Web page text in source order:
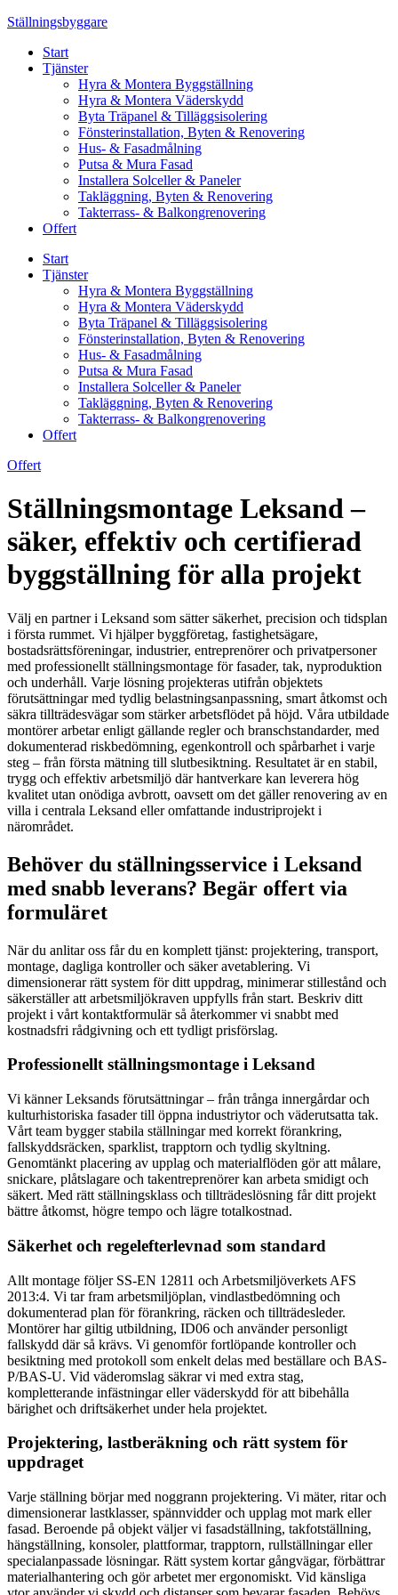
Skip
content
Ställningsbyggare
Start
Tjänster
Hyra & Montera Byggställning
Hyra & Montera Väderskydd
Byta Träpanel & Tilläggsisolering
Fönsterinstallation, Byten & Renovering
Hus- & Fasadmålning
Putsa & Mura Fasad
Installera Solceller & Paneler
Takläggning, Byten & Renovering
Takterrass- & Balkongrenovering
Offert
Start
Tjänster
Hyra & Montera Byggställning
Hyra & Montera Väderskydd
Byta Träpanel & Tilläggsisolering
Fönsterinstallation, Byten & Renovering
Hus- & Fasadmålning
Putsa & Mura Fasad
Installera Solceller & Paneler
Takläggning, Byten & Renovering
Takterrass- & Balkongrenovering
Offert
Offert
Ställningsmontage Leksand –
säker, effektiv och certifierad
byggställning för alla projekt
Välj en partner i Leksand som sätter säkerhet, precision och tidsplan
i första rummet. Vi hjälper byggföretag, fastighetsägare,
bostadsrättsföreningar, industrier, entreprenörer och privatpersoner
med professionellt ställningsmontage för fasader, tak, nyproduktion
och underhåll. Varje lösning projekteras utifrån objektets
förutsättningar med tydlig belastningsanpassning, smart åtkomst och
säkra tillträdesvägar som stärker arbetsflödet på höjd. Våra utbildade
montörer arbetar enligt gällande regler och branschstandarder, med
dokumenterad riskbedömning, egenkontroll och spårbarhet i varje
steg – från första mätning till slutbesiktning. Resultatet är en stabil,
trygg och effektiv arbetsmiljö där hantverkare kan leverera hög
kvalitet utan onödiga avbrott, oavsett om det gäller renovering av en
villa i centrala Leksand eller omfattande industriprojekt i
närområdet.
Behöver du ställningsservice i Leksand
med snabb leverans? Begär offert via
formuläret
När du anlitar oss får du en komplett tjänst: projektering, transport,
montage, dagliga kontroller och säker avetablering. Vi
dimensionerar rätt system för ditt uppdrag, minimerar stillestånd och
säkerställer att arbetsmiljökraven uppfylls från start. Beskriv ditt
projekt i vårt kontaktformulär så återkommer vi snabbt med
kostnadsfri rådgivning och ett tydligt prisförslag.
Professionellt ställningsmontage i Leksand
Vi känner Leksands förutsättningar – från trånga innergårdar och
kulturhistoriska fasader till öppna industriytor och väderutsatta tak.
Vårt team bygger stabila ställningar med korrekt förankring,
fallskyddsräcken, sparklist, trapptorn och tydlig skyltning.
Genomtänkt placering av upplag och materialflöden gör att målare,
snickare, plåtslagare och takentreprenörer kan arbeta smidigt och
säkert. Med rätt ställningsklass och tillträdeslösning får ditt projekt
bättre åtkomst, högre tempo och lägre totalkostnad.
Säkerhet och regelefterlevnad som standard
Allt montage följer SS-EN 12811 och Arbetsmiljöverkets AFS
2013:4. Vi tar fram arbetsmiljöplan, vindlastbedömning och
dokumenterad plan för förankring, räcken och tillträdesleder.
Montörer har giltig utbildning, ID06 och använder personligt
fallskydd där så krävs. Vi genomför fortlöpande kontroller och
besiktning med protokoll som enkelt delas med beställare och BAS-
P/BAS-U. Vid väderomslag säkrar vi med extra stag,
kompletterande infästningar eller väderskydd för att bibehålla
bärighet och driftsäkerhet under hela projektet.
Projektering, lastberäkning och rätt system för
uppdraget
Varje ställning börjar med noggrann projektering. Vi mäter, ritar och
dimensionerar lastklasser, spännvidder och upplag mot mark eller
fasad. Beroende på objekt väljer vi fasadställning, takfotställning,
hängställning, konsoler, plattformar, trapptorn, rullställningar eller
specialanpassade lösningar. Rätt system kortar gångvägar, förbättrar
materialhantering och gör arbetet mer ergonomiskt. Vid känsliga